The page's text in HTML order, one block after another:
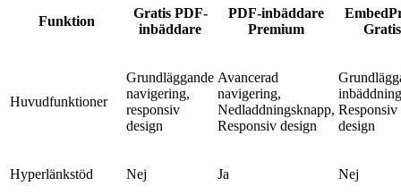
Funktion
Gratis PDF-
inbäddare
PDF-inbäddare
Premium
Gratis
Huvudfunktioner
Grundläggande
navigering,
responsiv
design
Avancerad
navigering,
Nedladdningsknapp,
Responsiv design
Responsiv
design
Hyperlänkstöd Nej Ja Nej